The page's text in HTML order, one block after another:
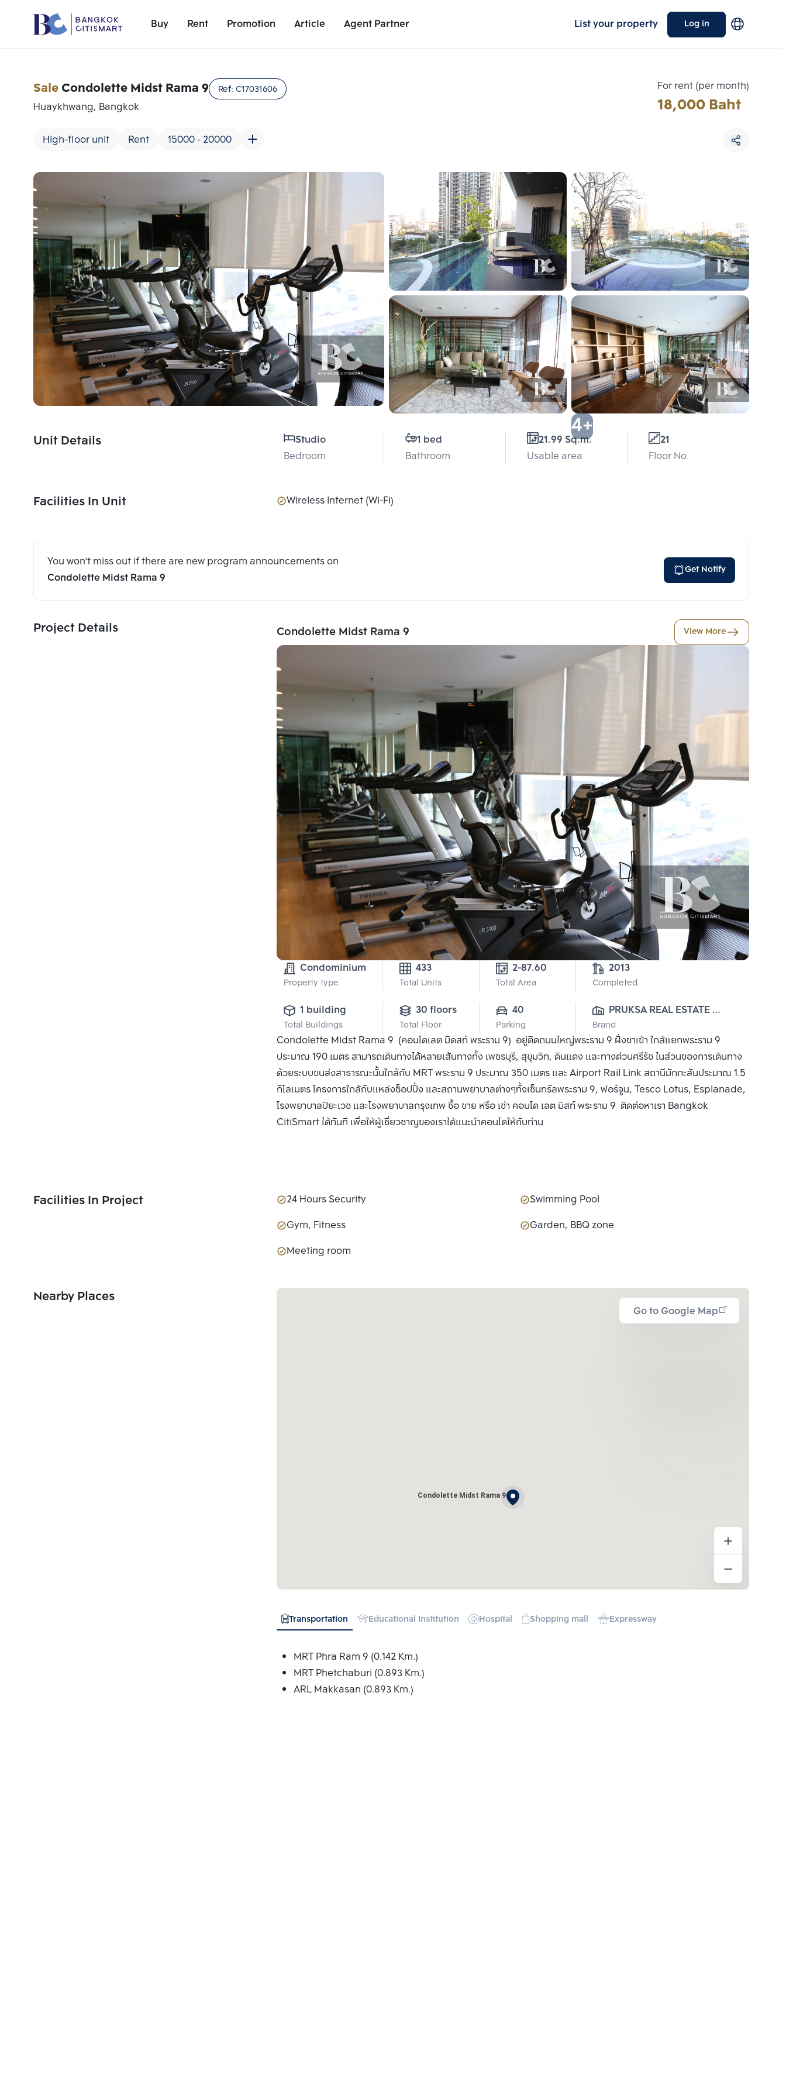
Buy Rent Promotion Article Agent Partner List your property Log in
Unit Details
SaleCondolette Midst Rama 9 Ref: C17031606
Huaykhwang, Bangkok
High-floor unit Rent 15000 - 20000
For rent (per month)
18,000 Baht
4+
Unit Details
Studio
Bedroom
1 bed
Bathroom
21.99 Sq.m.
Usable area
21
Floor No.
Facilities In Unit Wireless Internet (Wi-Fi)
You won't miss out if there are new program announcements on
Condolette Midst Rama 9
Get Notify
Project Details Condolette Midst Rama 9 View More
Condominium
Property type
433
Total Units Total Area
2013
Completed
1 building
Total Buildings
30 floors
Total Floor
40
Parking
PRUKSA REAL ESTATE
PUBLIC CO.,LTD
Brand
Condolette Midst Rama 9 (คอนโดเลต มิดสท์ พระราม 9) อยู่ติดถนนใหญ่พระราม 9 ฝั่งขาเข้า ใกล้แยกพระราม 9
ประมาณ 190 เมตร สามารถเดินทางได้หลายเส้นทางทั้ง เพชรบุรี, สุขุมวิท, ดินแดง และทางด่วนศรีรัช ในส่วนของการเดินทาง
ด้วยระบบขนส่งสาธารณะนั้นใกล้กับ MRT พระราม 9 ประมาณ 350 เมตร และ Airport Rail Link สถานีมักกะสันประมาณ 1.5
กิโลเมตร โครงการใกล้กับแหล่งช็อปปิ้ง และสถานพยาบาลต่างๆทั้งเซ็นทรัลพระราม 9, ฟอร์จูน, Tesco Lotus, Esplanade,
โรงพยาบาลปิยะเวช และโรงพยาบาลกรุงเทพ ซื้อ ขาย หรือ เช่า คอนโด เลต มิสท์ พระราม 9 ติดต่อหาเรา Bangkok
CitiSmart ได้ทันที เพื่อให้ผู้เชี่ยวชาญของเราได้แนะนำคอนโดให้กับท่าน
Facilities In Project 24 Hours Security
Swimming Pool
Gym, Fitness
Garden, BBQ zone
Meeting room
Nearby Places
Go to Google Map
Condolette Midst Rama 9
Transportation Educational Institution Hospital Shopping mall Expressway
MRT Phra Ram 9 (0.142 Km.)
MRT Phetchaburi (0.893 Km.)
ARL Makkasan (0.893 Km.)
Add comparative units
Number 1
Add comparative units
Number 2
Add comparative units
Number 3
Choose comparative unit
Maximum 3 units
Compare
Clear all